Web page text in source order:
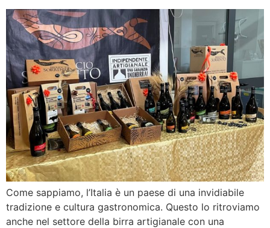
Come sappiamo, l’Italia è un paese di una invidiabile
tradizione e cultura gastronomica. Questo lo ritroviamo
anche nel settore della birra artigianale con una